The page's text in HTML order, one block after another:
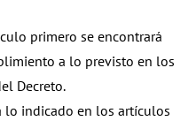
primero se encontrará
a lo previsto en los
Decreto.
lo indicado en los artículos